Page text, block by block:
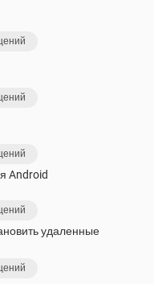
Android
удаленные